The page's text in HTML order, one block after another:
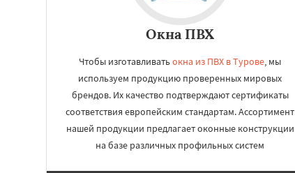
Окна ПВХ
Чтобы изготавливатьокна из ПВХ в Турове, мы
используем продукцию проверенных мировых
брендов. Их качество подтверждают сертификаты
соответствия европейским стандартам. Ассортимент
нашей продукции предлагает оконные конструкции
на базе различных профильных систем